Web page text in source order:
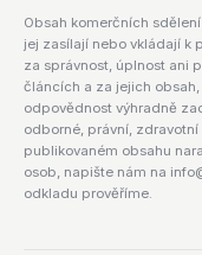
Obsah komerčních
jej zasílají nebo vkládají k
za správnost, úplnost ani
článcích a za jejich
odpovědnost výhradně
odborné, právní,
publikovaném obsahu
osob, napište nám na
odkladu prověříme.